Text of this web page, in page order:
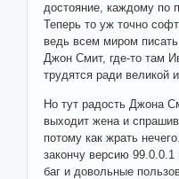
достояние, каждому по
Теперь то уж точно
ведь всем миром
Джон Смит, где-то там
трудятся ради великой
Но тут радость Джона
выходит жена и
потому как жрать
закончу версию 99.0.0.1
баг и довольные